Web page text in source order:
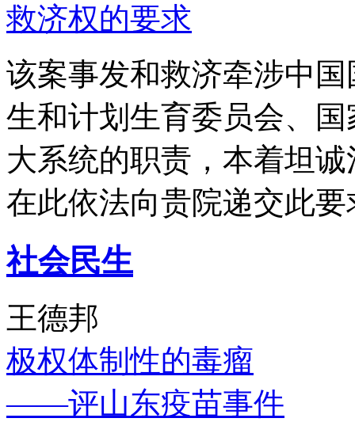
救济权的要求
该案事发和救济牵涉中
生和计划生育委员会、
大系统的职责，本着坦
在此依法向贵院递交此要
社会民生
王德邦
极权体制性的毒瘤
——评山东疫苗事件